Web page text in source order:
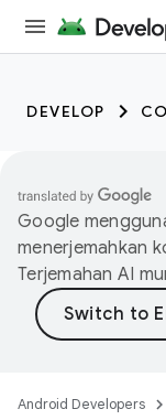
DEVELOP
Google
menerjemahkan
Terjemahan AI
Android Developers